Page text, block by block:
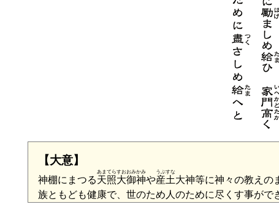
【大意】
神棚にまつる天照大御神
あまてらすおおみかみ
や産土
うぶすな
大神等に神々の教えの
族ともども健康で、世のため人のために尽くす事がで